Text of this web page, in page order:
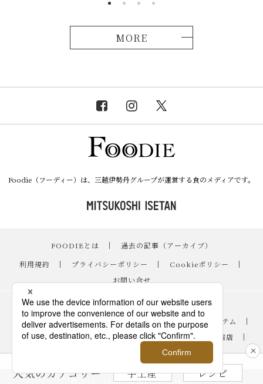
MORE
人気のカテゴリー 手土産 レシピ
Foodie（フーディー）は、三越伊勢丹グループが運営する食のメディアです。
FOODIEとは ｜
過去の記事（アーカイブ）
｜
利用規約 ｜ プライバシーポリシー ｜ Cookieポリシー
｜
お問い合せ
レシピ ｜
スイーツ
｜
手土産・ギフト ｜ ニュース・イベント ｜ おすすめアイテム
｜
読み物・コラム
｜ バイヤーのイチオシ！ ｜ 伊勢丹新宿店
｜
｜ FOODIE占い
©2015 ISETAN MITSUKOSHI